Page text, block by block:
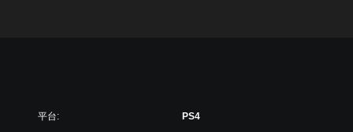
平台: PS4